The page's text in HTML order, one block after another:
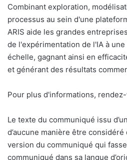
Combinant exploration,
processus au sein d'une
ARIS aide les grandes
de l'expérimentation de l'IA à
échelle, gagnant ainsi en
et générant des résultats
Pour plus d'informations,
Le texte du communiqué issu
d’aucune manière être
version du communiqué qui
communiqué dans sa langue